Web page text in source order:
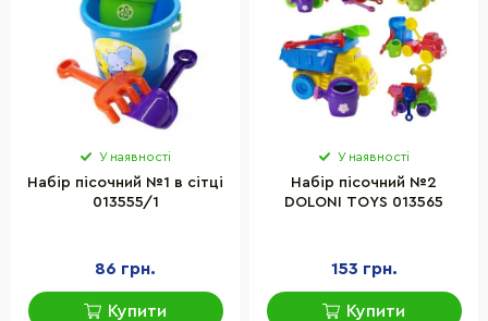
У наявності
Набір пісочний №1 в сітці
013555/1
86 грн.
Купити
У наявності
Набір пісочний №2
DOLONI TOYS 013565
153 грн.
Купити